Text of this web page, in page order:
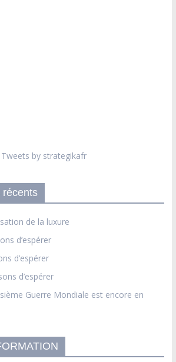
Tweets by strategikafr
récents
de la luxure
d’espérer
d’espérer
d’espérer
Guerre Mondiale est encore en